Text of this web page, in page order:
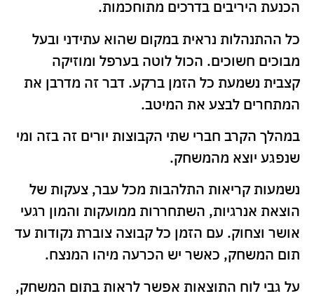
הכנעת היריבים בדרכים מתוחכמות.
כל ההתנהלות נראית במקום שהוא עתידני ובעל
מבוכים חשוכים. הכול לוטה בערפל ומוזיקה
קצבית נשמעת כל הזמן ברקע. דבר זה מדרבן את
המתחרים לבצע את המיטב.
במהלך הקרב חברי שתי הקבוצות יורים זה בזה ומי
שנפגע יוצא מהמשחק.
נשמעות קריאות התלהבות מכל עבר, צעקות של
הוצאת אנרגיות, השתחררות ממועקות והמון רגעי
אושר וצחוק. עם הזמן כל קבוצה צוברת נקודות עד
תום המשחק, כאשר יש הכרעה מיהו המנצח.
על גבי לוח התוצאות אפשר לראות בתום המשחק,